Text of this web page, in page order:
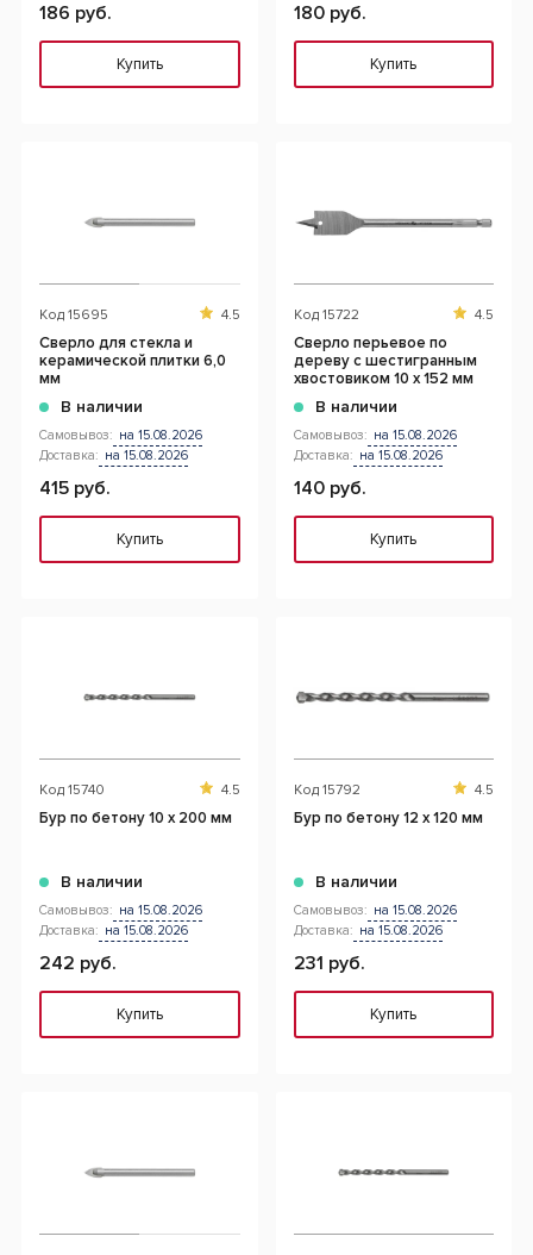
186 руб.
Купить
180 руб.
Купить
Код 15695 4.5
Сверло для стекла и
керамической плитки 6,0
мм
В наличии
Самовывоз: на 15.08.2026
Доставка: на 15.08.2026
415 руб.
Купить
Код 15722 4.5
Сверло перьевое по
дереву с шестигранным
хвостовиком 10 х 152 мм
В наличии
Самовывоз: на 15.08.2026
Доставка: на 15.08.2026
140 руб.
Купить
Код 15740 4.5
Бур по бетону 10 x 200 мм
В наличии
Самовывоз: на 15.08.2026
Доставка: на 15.08.2026
242 руб.
Купить
Код 15792 4.5
Бур по бетону 12 x 120 мм
В наличии
Самовывоз: на 15.08.2026
Доставка: на 15.08.2026
231 руб.
Купить